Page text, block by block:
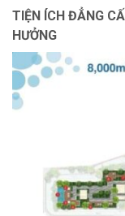
TIỆN ÍCH ĐẲNG
HƯỞNG